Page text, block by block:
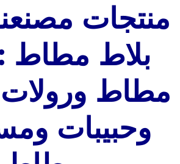
منتجات
بلاط مطاط
مطاط
وحبيبات